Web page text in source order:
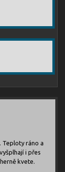
Teploty ráno a
i přes
kvete.